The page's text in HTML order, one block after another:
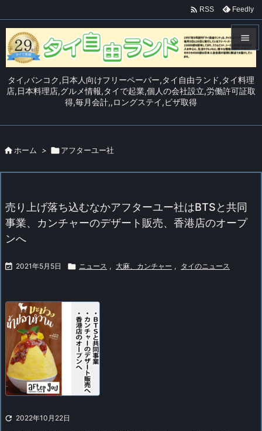
タイ,バンコク,日本人向けフリーペーパー,タイ自由ランド,タイ料理
店,日本料理店,グルメ情報,タイで起業,個人の会社設立,労働許可証取
得,毎月会計,,ロングステイ,ビザ取得

メニュ


 RSS Feedly
 ホーム > アフターユー社
売り上げ落ち込むなかアフターユー社はBTSと共同
事業、カンチャーのデザート販売、香港店のオープ
ンへ
 2021年5月5日  ニュース , 大麻、カンチャー , タイのニュース
 2022年10月22日